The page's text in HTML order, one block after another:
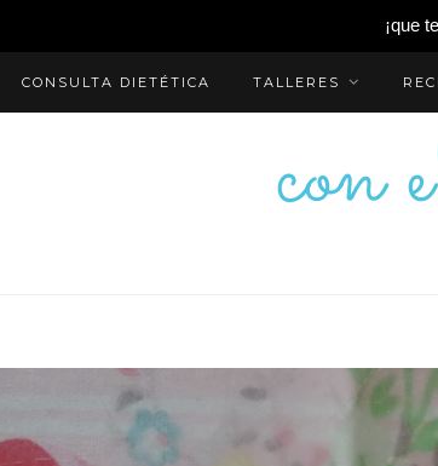
¡que
CONSULTA DIETÉTICA TALLERES